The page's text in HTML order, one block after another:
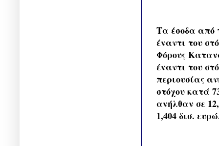
Τα έσοδα από
έναντι του
Φόρους
έναντι του
περιουσίας
στόχου κατά
ανήλθαν σε
1,404 δισ.